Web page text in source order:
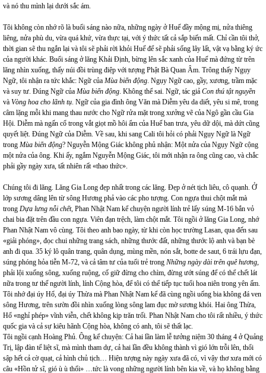
và nó thu mình lại dưới sắc ám.
Tôi không còn nhớ rõ là buổi sáng nào nữa, những ngày ở Huế đầy mộng mị, nửa thiêng
liêng, nửa phù du, vừa quá khứ, vừa thực tại, với ý thức tất cả sắp biến mất. Chỉ cần tôi thở,
thời gian sẽ thu ngắn lại và tôi sẽ phải rời khỏi Huế để sẽ phải sống lây lất, vật vạ bằng ký ức
của người khác. Buổi sáng ở lăng Khải Định, bừng lên sắc xanh của Huế mà đứng từ trên
lăng nhìn xuống, thấy núi đồi trùng điệp với tượng Phật Bà Quan Âm. Trông thấy Ngụy
Ngữ, tôi nhận ra tức khắc: Ngữ của Mùa biển động. Ngụy Ngữ cao, gầy, xương, trầm mặc
và suy tư. Đúng Ngữ của Mùa biển động. Không thể sai. Ngữ, tác giả Con thú tật nguyền
và Vòng hoa cho lãnh tụ. Ngữ của gia đình ông Văn mà Diễm yêu da diết, yêu si mê, trong
câm lặng mỗi khi mang thau nước cho Ngữ rửa mặt trong xưởng vẽ của Ngô gần cầu Gia
Hội. Diễm mà ngấn cổ trong vắt giọt mồ hôi ẩm của Huế ban trưa, yêu dữ dội, mà dứt cũng
quyết liệt. Đúng Ngữ của Diễm. Về sau, khi sang Cali tôi hỏi có phải Ngụy Ngữ là Ngữ
trong Mùa biển động? Nguyễn Mộng Giác không phủ nhận: Một nửa của Ngụy Ngữ cộng
một nửa của ông. Khi ấy, ngắm Nguyễn Mộng Giác, tôi mới nhận ra ông cũng cao, và chắc
phải gầy ngày xưa, tất nhiên rất «thao thức».
Chúng tôi đi lăng. Lăng Gia Long đẹp nhất trong các lăng. Đẹp ở nét tịch liêu, cô quạnh. Ở
lớp sương dâng lên từ sông Hương phả vào các pho tượng. Con ngựa thui chột mắt mà
trong Dựa lưng nỗi chết, Phan Nhật Nam kể chuyện người lính trẻ lấy súng M-16 bắn vỏ
chai bia đặt trên đầu con ngựa. Viên đạn trệch, làm chột mắt. Tôi ngồi ở lăng Gia Long, nhớ
Phan Nhật Nam vô cùng. Tôi theo anh bao ngày, từ khi còn học trường Lasan, qua đến sau
«giải phóng», đọc chui những trang sách, những thước đất, những thước lộ anh và bạn bè
anh đi qua. 35 ký lô quân trang, quân dụng, mùng mền, nón sắt, botte de saut, 6 trái lựu đạn,
súng phóng hỏa tiễn M-72, và cả tâm tư của tuổi trẻ trong Những ngày dài trên quê hương,
phải lội xuống sông, xuống ruộng, cố giữ đừng cho chìm, đừng ướt súng để có thể chết lát
nữa trong tư thế người lính, lính Cộng hòa, để tôi có thể tiếp tục tuổi hoa niên trong yên ấm.
Tôi nhớ đại úy Hổ, đại úy Thừa mà Phan Nhật Nam kể đã cùng ngồi uống bia không đá ven
sông Hương, trên sườn đồi nhìn xuống lòng sông lam đục mờ sương khói. Hai ông Thừa,
Hổ «nghỉ phép» vĩnh viễn, chết không kịp trăn trối. Phan Nhật Nam cho tôi rất nhiều, ý thức
quốc gia và cả sự kiêu hãnh Cộng hòa, không có anh, tôi sẽ thất lạc.
Tôi ngồi cạnh Hoàng Phủ. Ông kể chuyện: Cả hai lần làm lễ tưởng niệm 30 tháng 4 ở Quảng
Trị, lập đàn tế liệt sĩ, mà mình tham dự, cả hai lần đều không thành vì gió lớn trỗi lên, thổi
sập hết cả cờ quạt, cả hình chủ tịch… Hiện tượng này ngày xưa đã có, vì vậy thơ xưa mới có
câu «Hồn tử sĩ, gió ù ù thổi» …tức là vong những người lính bên kia về, và họ không bằng